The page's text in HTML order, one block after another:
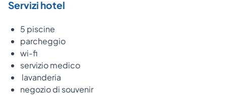
Servizi hotel
5 piscine
parcheggio
wi-fi
servizio medico
lavanderia
negozio di souvenir